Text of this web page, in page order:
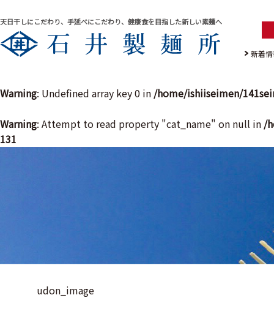
天日干しにこだわり、手延べにこだわり、健康食を目指した新しい素麺へ
新着
Warning: Undefined array key 0 in /home/ishiiseimen/
Warning: Attempt to read property "cat_name" on null in /
131
udon_image